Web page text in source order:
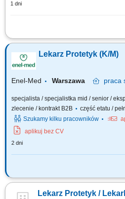
1 dni
Zapraszamy do współpracy lekarzy
obejmować: prowadzenie konsultacji
pacjenta i opracowywanie indywidualnych
Lekarz Protetyk (K/M)
Enel-Med Warszawa praca
specjalista / specjalistka mid / senior /
zlecenie / kontrakt B2B
część etatu /
Szukamy kilku pracowników
aplikuj bez CV
2 dni
Zakres obowiązków: przyjmowanie
pozostałą kadrą lekarską.
Lekarz Protetyk /